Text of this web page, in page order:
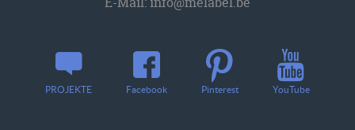
PROJEKTE Facebook Pinterest YouTube